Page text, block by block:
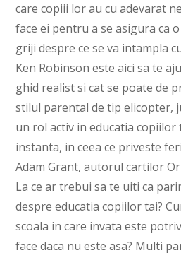
care copiii lor au cu adevarat
face ei pentru a se asigura ca
griji despre ce se va intampla
Ken Robinson este aici sa te
ghid realist si cat se poate de
stilul parental de tip elicopter,
un rol activ in educatia copiilor
instanta, in ceea ce priveste
Adam Grant, autorul cartilor
La ce ar trebui sa te uiti ca
despre educatia copiilor tai?
scoala in care invata este
face daca nu este asa? Multi